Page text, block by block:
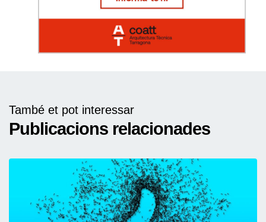
També et pot interessar
Publicacions relacionades